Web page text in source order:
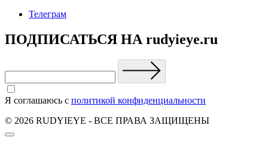
Телеграм
ПОДПИСАТЬСЯ НА rudyieye.ru
Я соглашаюсь с политикой конфиденциальности
© 2026 RUDYIEYE - ВСЕ ПРАВА ЗАЩИЩЕНЫ